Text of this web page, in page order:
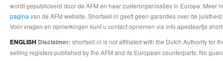
wordt gepubliceerd door de AFM en haar zusterorganisaties in Europa.
pagina van de AFM website. Shortsell.nl geeft geen garanties over de
Voor vragen en opmerkingen kunt u contact opnemen via info apestaartje
ENGLISH Disclaimer: shortsell.nl is not affiliated with the Dutch Authority for
selling registers published by the AFM and its European counterparts. No